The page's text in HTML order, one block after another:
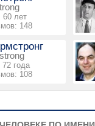
60 лет
148
72 года
108